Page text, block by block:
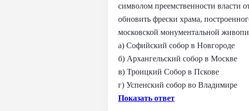
символом преемственности власти
обновить фрески храма,
московской монументальной
а) Софийский собор в Новгороде
б) Архангельский собор в Москве
в) Троицкий Собор в Пскове
г) Успенский собор во Владимире
Показать ответ